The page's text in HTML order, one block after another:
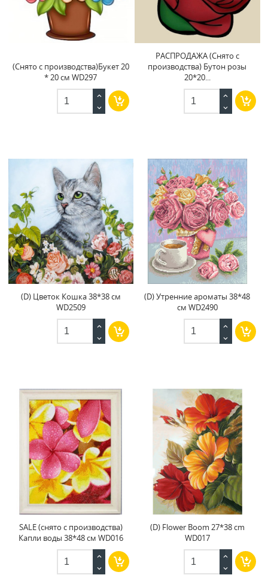
(Снято с производства)Букет 20
* 20 см WD297
РАСПРОДАЖА (Снято с
производства) Бутон розы
20*20...
(D) Цветок Кошка 38*38 см
WD2509
(D) Утренние ароматы 38*48
см WD2490
SALE (снято с производства)
Капли воды 38*48 см WD016
(D) Flower Boom 27*38 cm
WD017